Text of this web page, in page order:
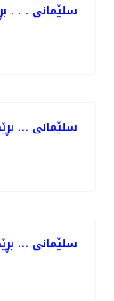
سلێمانی . . .
سلێمانی ...
سلێمانی ...